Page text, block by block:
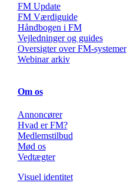
FM Update
FM Værdiguide
Håndbogen i FM
Vejledninger og guides
Oversigter over FM-systemer
Webinar arkiv
Om os
Annoncører
Hvad er FM?
Medlemstilbud
Mød os
Vedtægter
Visuel identitet